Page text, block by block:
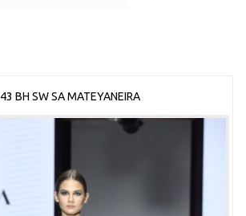
43 BH SW SA MATEYANEIRA